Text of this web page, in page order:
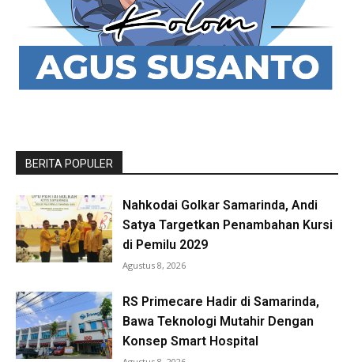
BERITA POPULER
Nahkodai Golkar Samarinda, Andi
Satya Targetkan Penambahan Kursi
di Pemilu 2029
Agustus 8, 2026
RS Primecare Hadir di Samarinda,
Bawa Teknologi Mutahir Dengan
Konsep Smart Hospital